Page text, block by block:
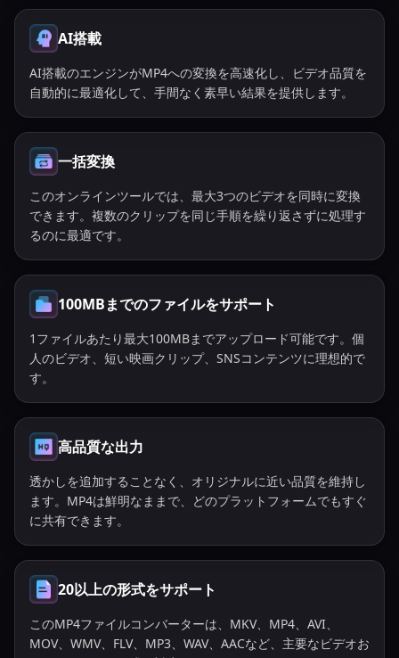
AI搭載
AI搭載のエンジンがMP4への変換を高速化し、ビデオ品質を
自動的に最適化して、手間なく素早い結果を提供します。
一括変換
このオンラインツールでは、最大3つのビデオを同時に変換
できます。複数のクリップを同じ手順を繰り返さずに処理す
るのに最適です。
100MBまでのファイルをサポート
1ファイルあたり最大100MBまでアップロード可能です。個
人のビデオ、短い映画クリップ、SNSコンテンツに理想的で
す。
高品質な出力
透かしを追加することなく、オリジナルに近い品質を維持し
ます。MP4は鮮明なままで、どのプラットフォームでもすぐ
に共有できます。
20以上の形式をサポート
このMP4ファイルコンバーターは、MKV、MP4、AVI、
MOV、WMV、FLV、MP3、WAV、AACなど、主要なビデオお